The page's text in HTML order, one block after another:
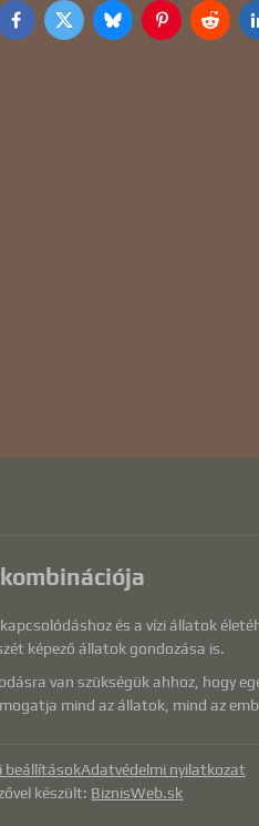
FacebookTwitterBlueskyPinterest
és a vízi állatok
képező állatok gondozása is.
van szükségük ahhoz, hogy
mind az állatok, mind az
beállításokAdatvédelmi nyilatkozat
készült: BiznisWeb.sk